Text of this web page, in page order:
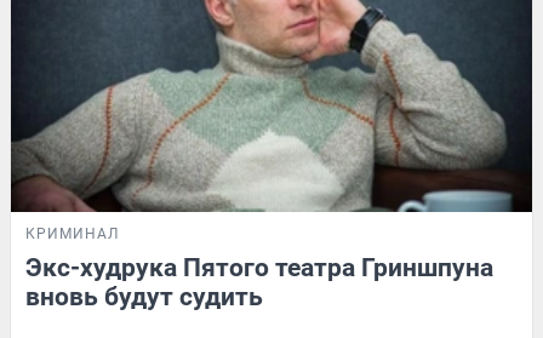
КРИМИНАЛ
Экс-худрука Пятого театра Гриншпуна
вновь будут судить